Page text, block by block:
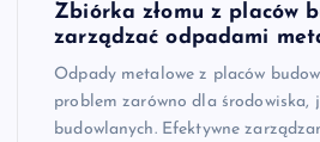
Zbiórka złomu z placów
zarządzać odpadami
Odpady metalowe z placów
problem zarówno dla środowiska,
budowlanych. Efektywne